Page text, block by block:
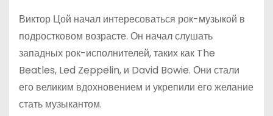
Виктор Цой начал интересоваться рок-музыкой в
подростковом возрасте. Он начал слушать
западных рок-исполнителей, таких как The
Beatles, Led Zeppelin, и David Bowie. Они стали
его великим вдохновением и укрепили его желание
стать музыкантом.